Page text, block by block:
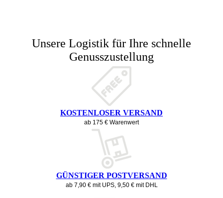
Unsere Logistik für Ihre schnelle
Genusszustellung
KOSTENLOSER VERSAND
ab 175 € Warenwert
GÜNSTIGER POSTVERSAND
ab 7,90 € mit UPS, 9,50 € mit DHL